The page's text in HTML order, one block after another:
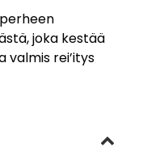
joka kestää
valmis rei’itys